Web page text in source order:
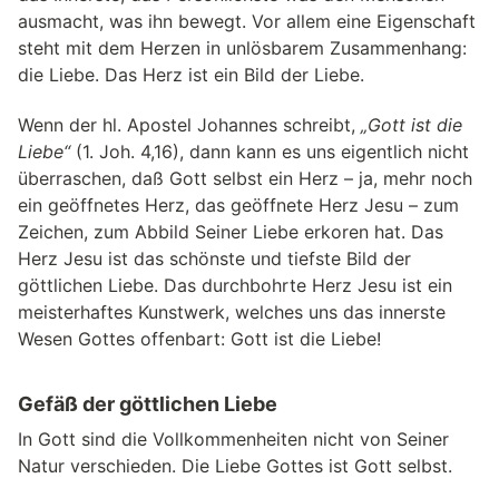
ausmacht, was ihn bewegt. Vor allem eine Eigenschaft
steht mit dem Herzen in unlösbarem Zusammenhang:
die Liebe. Das Herz ist ein Bild der Liebe.
Wenn der hl. Apostel Johannes schreibt, „Gott ist die
Liebe“(1. Joh. 4,16), dann kann es uns eigentlich nicht
überraschen, daß Gott selbst ein Herz – ja, mehr noch
ein geöffnetes Herz, das geöffnete Herz Jesu – zum
Zeichen, zum Abbild Seiner Liebe erkoren hat. Das
Herz Jesu ist das schönste und tiefste Bild der
göttlichen Liebe. Das durchbohrte Herz Jesu ist ein
meisterhaftes Kunstwerk, welches uns das innerste
Wesen Gottes offenbart: Gott ist die Liebe!
Gefäß der göttlichen Liebe
In Gott sind die Vollkommenheiten nicht von Seiner
Natur verschieden. Die Liebe Gottes ist Gott selbst.